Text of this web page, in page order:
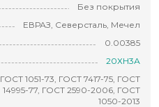
Без покрытия
ЕВРАЗ, Северсталь, Мечел
0.00385
20ХН3А
ГОСТ 1051-73, ГОСТ 7417-75, ГОСТ
14995-77, ГОСТ 2590-2006, ГОСТ
1050-2013